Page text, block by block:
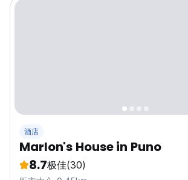
酒店
Marlon's House in Puno
8.7极佳(30)